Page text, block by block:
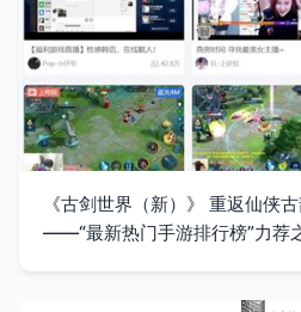
《古剑世界（新）》 重返仙侠
——“最新热门手游排行榜”力荐